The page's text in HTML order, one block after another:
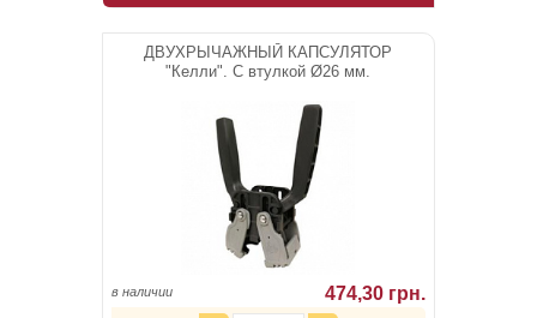
ДВУХРЫЧАЖНЫЙ КАПСУЛЯТОР
"Келли". С втулкой Ø26 мм.
в наличии 474,30 грн.